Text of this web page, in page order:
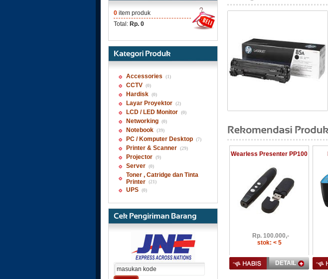
Wearless Presenter PP100
Rp. 100.000,-
stok: < 5
DETAIL
0 item produk
Total: Rp. 0
Accessories (1)
CCTV (0)
Hardisk (0)
Layar Proyektor (2)
LCD / LED Monitor (0)
Networking (0)
Notebook (39)
PC / Komputer Desktop (7)
Printer & Scanner (29)
Projector (9)
Server (0)
Toner , Catridge dan Tinta
Printer (21)
UPS (0)